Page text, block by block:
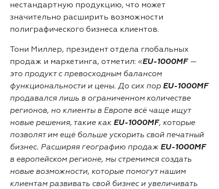
нестандартную продукцию, что может
значительно расширить возможности
полиграфического бизнеса клиентов.
Тони Миллер, президент отдела глобальных
продаж и маркетинга, отметил: «EU-1000MF—
это продукт с превосходным балансом
функциональности и цены. До сих пор EU-1000MF
продавался лишь в ограниченном количестве
регионов, но клиенты в Европе всё чаще ищут
новые решения, такие как EU-1000MF, которые
позволят им ещё больше ускорить свой печатный
бизнес. Расширяя географию продаж EU-1000MF
в европейском регионе, мы стремимся создать
новые возможности, которые помогут нашим
клиентам развивать свой бизнес и увеличивать